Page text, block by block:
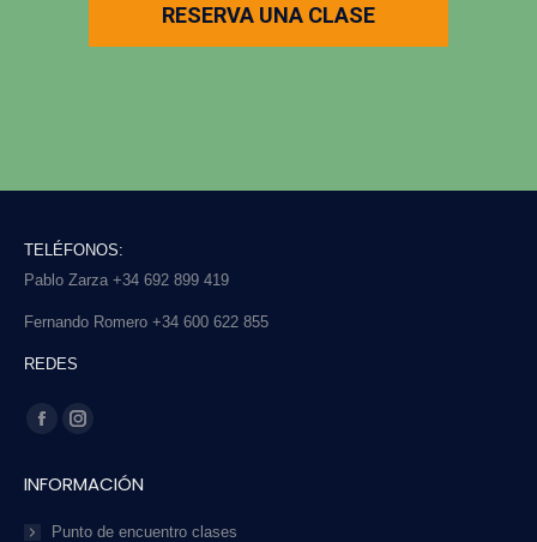
RESERVA UNA CLASE
TELÉFONOS:
Pablo Zarza +34 692 899 419
Fernando Romero +34 600 622 855
REDES
Find us on:
Facebook
opens
in
Instagram
opens
in
INFORMACIÓN
Punto de encuentro clases